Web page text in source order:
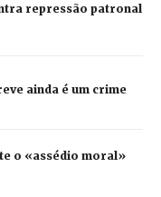
repressão patronal
ainda é um crime
o «assédio moral»